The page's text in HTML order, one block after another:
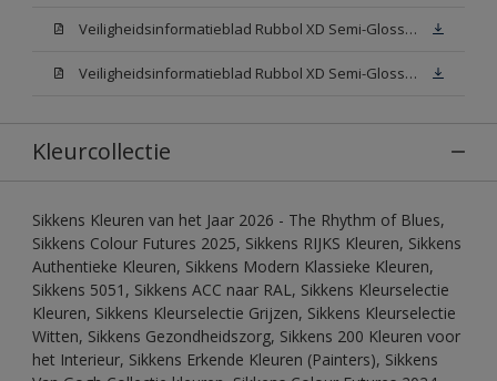
Veiligheidsinformatieblad Rubbol XD Semi-Gloss White W05 (MSDS)
Veiligheidsinformatieblad Rubbol XD Semi-Gloss N00 (MSDS)
Kleurcollectie
Sikkens Kleuren van het Jaar 2026 - The Rhythm of Blues,
Sikkens Colour Futures 2025, Sikkens RIJKS Kleuren, Sikkens
Authentieke Kleuren, Sikkens Modern Klassieke Kleuren,
Sikkens 5051, Sikkens ACC naar RAL, Sikkens Kleurselectie
Kleuren, Sikkens Kleurselectie Grijzen, Sikkens Kleurselectie
Witten, Sikkens Gezondheidszorg, Sikkens 200 Kleuren voor
het Interieur, Sikkens Erkende Kleuren (Painters), Sikkens